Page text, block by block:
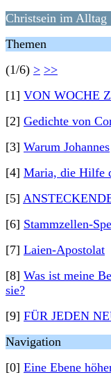
Christsein im Alltag
Themen
(1/6) > >>
[1] VON WOCHE
[2] Gedichte von
[3] Warum Johannes
[4] Maria, die Hilfe
[5]
[6] Stammzellen-
[7] Laien-Apostolat
[8] Was ist meine
sie?
[9] FÜR JEDEN
Navigation
[0] Eine Ebene